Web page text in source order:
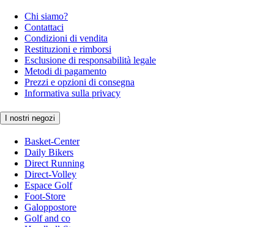
Chi siamo?
Contattaci
Condizioni di vendita
Restituzioni e rimborsi
Esclusione di responsabilità legale
Metodi di pagamento
Prezzi e opzioni di consegna
Informativa sulla privacy
I nostri negozi
Basket-Center
Daily Bikers
Direct Running
Direct-Volley
Espace Golf
Foot-Store
Galoppostore
Golf and co